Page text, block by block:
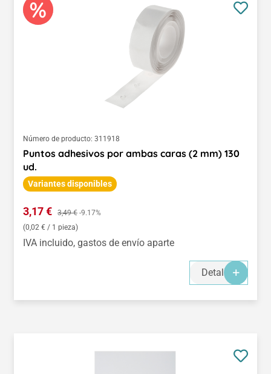
Número de producto: 311918
Puntos adhesivos por ambas caras (2 mm) 130
ud.
Variantes disponibles
Precio de venta:
3,17 € Precio normal:
3,49 € -9.17%
(0,02 € / 1 pieza)
IVA incluido, gastos de envío aparte
Detalles